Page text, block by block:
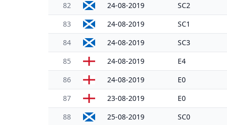
82 24-08-2019 SC2
83 24-08-2019 SC1
84 24-08-2019 SC3
85 24-08-2019 E4
86 24-08-2019 E0
87 23-08-2019 E0
88 25-08-2019 SC0